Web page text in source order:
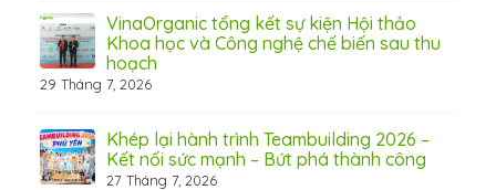
VinaOrganic tổng kết sự kiện Hội thảo
Khoa học và Công nghệ chế biến sau thu
hoạch
29 Tháng 7, 2026
Khép lại hành trình Teambuilding 2026 –
Kết nối sức mạnh – Bứt phá thành công
27 Tháng 7, 2026